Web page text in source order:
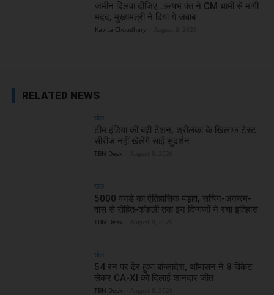
जमीन दिलवा दीजिए…ऋषभ पंत ने CM धामी से मांगी
मदद, मुख्यमंत्री ने दिया ये जवाब
Kavita Choudhary
RELATED NEWS
खेल
टीम इंडिया की बढ़ी टेंशन, श्रीलंका के खिलाफ टेस्ट
सीरीज नहीं खेलेंगे साई सुदर्शन
TBN Desk
खेल
5000 वनडे का ऐतिहासिक पड़ाव, सचिन-अकरम-
वास से रोहित-कोहली तक इन दिग्गजों ने रचा इतिहास
TBN Desk
खेल
54 रन पर ढेर हुआ बांग्लादेश, थॉम्पसन ने 8 विकेट
लेकर CA-XI को दिलाई शानदार जीत
TBN Desk